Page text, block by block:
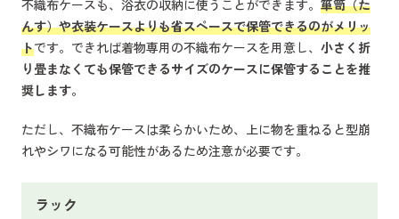
不織布ケースも、浴衣の収納に使うことができます。 箪笥（た
んす）や衣装ケースよりも省スペースで保管できるのがメリッ
トです。できれば着物専用の不織布ケースを用意し、 小さく折
り畳まなくても保管できるサイズのケースに保管することを推
奨します。
ただし、不織布ケースは柔らかいため、上に物を重ねると型崩
れやシワになる可能性があるため注意が必要です。
ラック